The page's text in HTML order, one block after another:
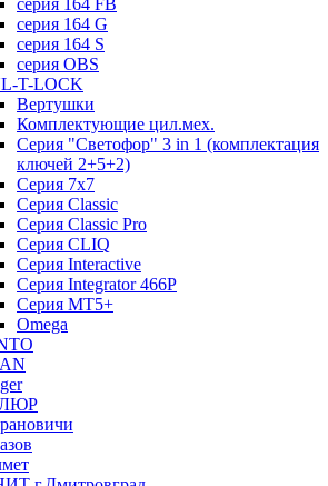
серия 164 FB
серия 164 G
серия 164 S
серия OBS
T-LOCK
Вертушки
Комплектующие цил.мех.
Серия "Светофор" 3 in 1 (комплектация
ключей 2+5+2)
Серия 7х7
Серия Classic
Серия Classic Pro
Серия CLIQ
Серия Interactive
Серия Integrator 466P
Серия MT5+
Omega